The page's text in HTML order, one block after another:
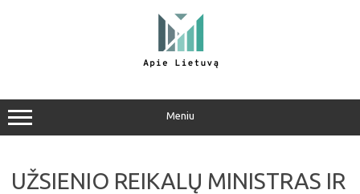
Meniu
UŽSIENIO REIKALŲ MINISTRAS IR